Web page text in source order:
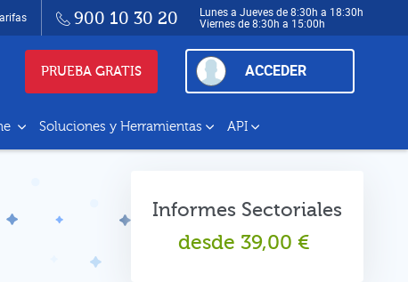
900 10 30 20
Lunes a Jueves de 8:30h a 18:30h
Viernes de 8:30h a 15:00h
PRUEBA GRATIS ACCEDER
Soluciones y Herramientas API
Informes Sectoriales
desde 39,00 €